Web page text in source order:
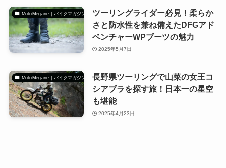
MotoMegane｜バイクマガジン
ツーリングライダー必見！柔らか
さと防水性を兼ね備えたDFGアド
ベンチャーWPブーツの魅力
2025年5月7日
MotoMegane｜バイクマガジン
長野県ツーリングで山菜の女王コ
シアブラを探す旅！日本一の星空
も堪能
2025年4月23日